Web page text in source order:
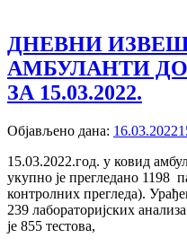
ДНЕВНИ
АМБУЛАНTИ
ЗА 15.03.2022.
Објављено дана: 16.03.2022
15.03.2022.год. у ковид
укупно је прегледанo 1198
контролних прегледа).
239 лабораторијских
је 855 тестова,